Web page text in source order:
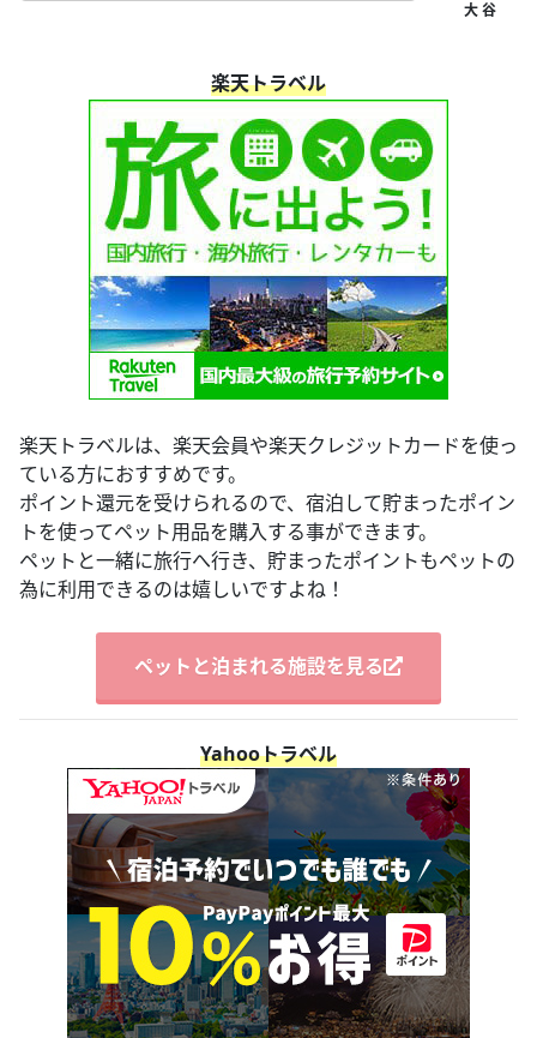
楽天トラベル
楽天トラベルは、楽天会員や楽天クレジットカードを使っ
ている方におすすめです。
ポイント還元を受けられるので、宿泊して貯まったポイン
トを使ってペット用品を購入する事ができます。
ペットと一緒に旅行へ行き、貯まったポイントもペットの
為に利用できるのは嬉しいですよね！
ペットと泊まれる施設を見る
Yahooトラベル